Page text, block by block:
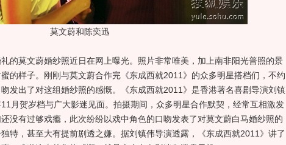
莫文蔚和陈奕迅
莫文蔚婚纱照近日在网上曝光。照片非常唯美，加上南非阳光普照的景
的样子。刚刚与莫文蔚合作完《东成西就2011》的众多明星搭档们，不约
发出了对这组婚纱照的感慨。《东成西就2011》是香港著名喜剧导演刘镇
月贺岁档与广大影迷见面。拍摄期间，众多明星合作默契，经常互相激发
没有过够戏瘾，此次纷纷以戏中角色的口吻发表了对莫文蔚白马婚纱照的
特，甚至大有提前剧透之嫌。据刘镇伟导演透露，《东成西就2011》讲了